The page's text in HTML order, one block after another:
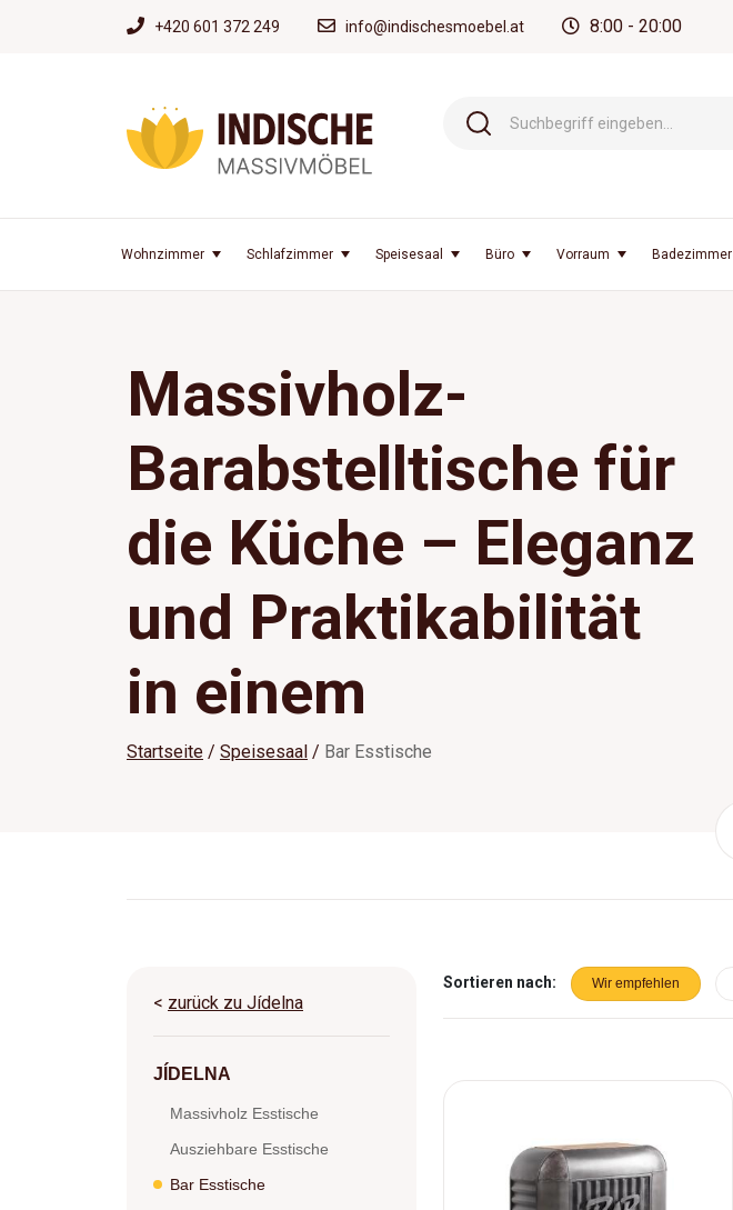
+420 601 372 249 info@indischesmoebel.at 8:00 - 20:00
Wohnzimmer Schlafzimmer Speisesaal Büro Vorraum Badezimmer
Massivholz-
Barabstelltische für
die Küche – Eleganz
und Praktikabilität
in einem
Startseite Speisesaal Bar Esstische
< zurück zu Jídelna
JÍDELNA
Massivholz Esstische
Ausziehbare Esstische
Bar Esstische
Sortieren nach: Wir empfehlen